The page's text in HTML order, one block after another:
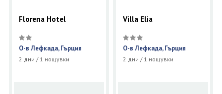
Florena Hotel
О-в Лефкада, Гърция
2 дни / 1 нощувки
Villa Elia
О-в Лефкада, Гърция
2 дни / 1 нощувки